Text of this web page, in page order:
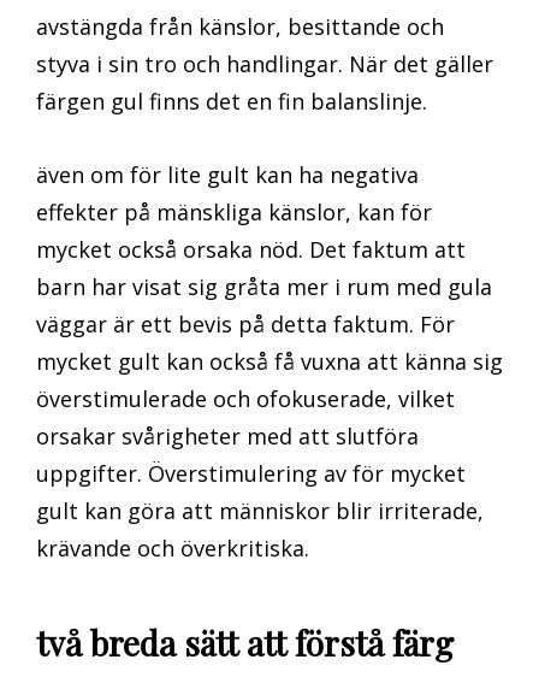
avstängda från känslor, besittande och
styva i sin tro och handlingar. När det gäller
färgen gul finns det en fin balanslinje.
även om för lite gult kan ha negativa
effekter på mänskliga känslor, kan för
mycket också orsaka nöd. Det faktum att
barn har visat sig gråta mer i rum med gula
väggar är ett bevis på detta faktum. För
mycket gult kan också få vuxna att känna sig
överstimulerade och ofokuserade, vilket
orsakar svårigheter med att slutföra
uppgifter. Överstimulering av för mycket
gult kan göra att människor blir irriterade,
krävande och överkritiska.
två breda sätt att förstå färg